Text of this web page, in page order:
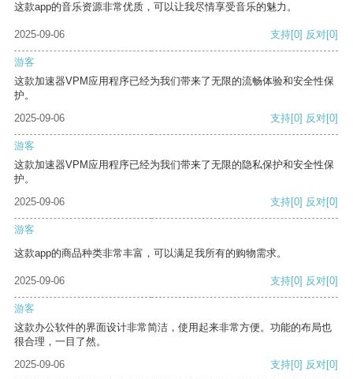
这款app的音乐资源非常优质，可以让我尽情享受音乐的魅力。
2025-09-06 支持[0] 反对[0]
游客
这款加速器VPM应用程序已经为我们带来了无限的流畅体验和安全性保
护。
2025-09-06
支持[0] 反对[0]
游客
这款加速器VPM应用程序已经为我们带来了无限的隐私保护和安全性保
护。
2025-09-06
支持[0] 反对[0]
游客
这款app的商品种类非常丰富，可以满足我所有的购物需求。
2025-09-06 支持[0] 反对[0]
游客
这款办公软件的界面设计非常简洁，使用起来非常方便。功能的布局也
很合理，一目了然。
2025-09-06
支持[0] 反对[0]